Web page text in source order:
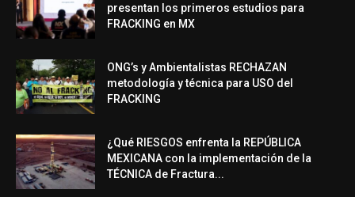
presentan los primeros estudios para
FRACKING en MX
ONG’s y Ambientalistas RECHAZAN
metodología y técnica para USO del
FRACKING
¿Qué RIESGOS enfrenta la REPÚBLICA
MEXICANA con la implementación de la
TÉCNICA de Fractura...